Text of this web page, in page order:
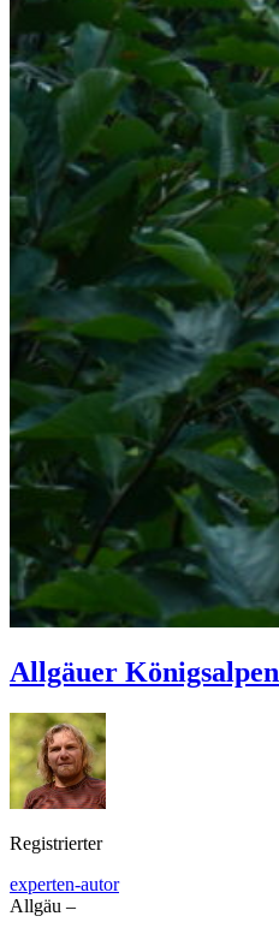
Allgäuer
Registrierter
experten-autor
Allgäu –